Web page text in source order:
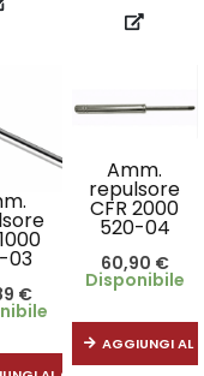
03
€
Amm.
repulsore
CFR 2000
520-04
60,90 €
Disponibile
AGGIUNGI AL